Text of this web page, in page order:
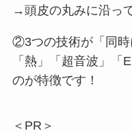
→頭皮の丸みに沿っ
②3つの技術が「同時
「熱」「超音波」「
のが特徴です！
＜PR＞